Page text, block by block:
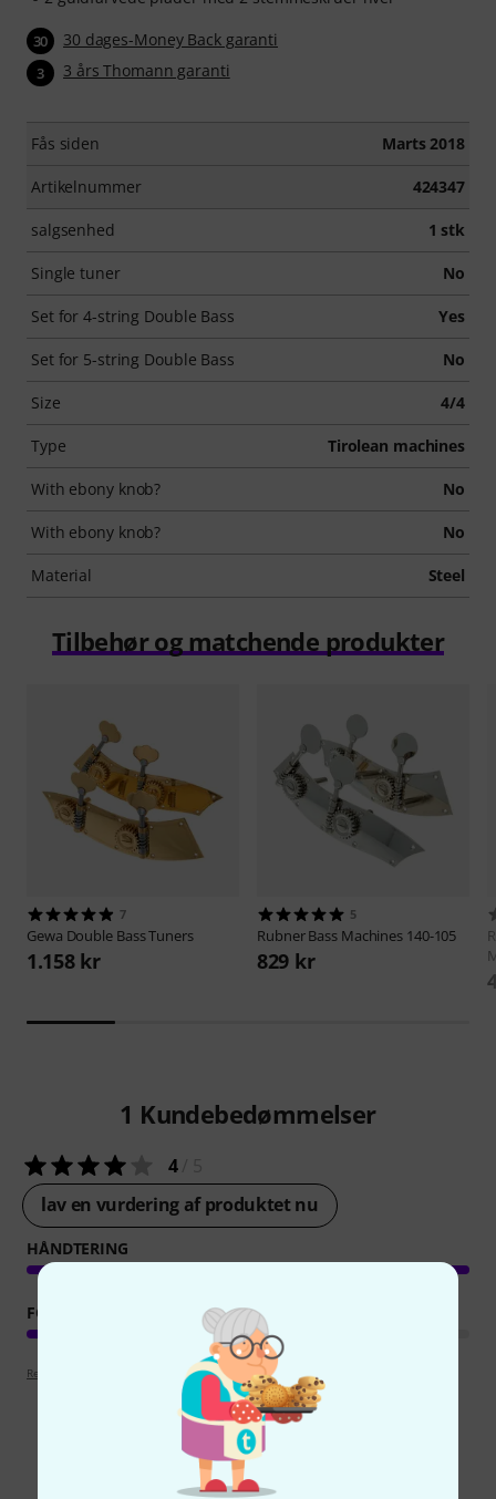
30 30 dages-Money Back garanti
3 3 års Thomann garanti
Fås siden Marts 2018
Artikelnummer 424347
salgsenhed 1 stk
Single tuner No
Set for 4-string Double Bass Yes
Set for 5-string Double Bass No
Size 4/4
Type Tirolean machines
With ebony knob? No
With ebony knob? No
Material Steel
Tilbehør og matchende produkter
7
Gewa Double Bass Tuners
1.158 kr
5
RubnerBass Machines 140-105
829 kr
1 Kundebedømmelser
4/ 5
lav en vurdering af produktet nu
HÅNDTERING
FORARBEJDNING
Retningslinjer for anmeldelser
Sammenlign valgmuligheder